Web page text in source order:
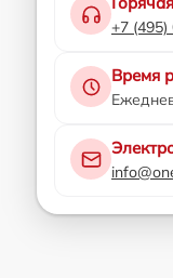
+7
Время